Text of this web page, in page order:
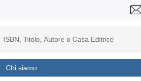
Chi siamo